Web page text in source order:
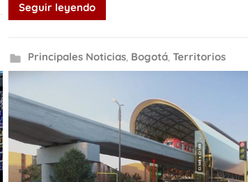
Seguir leyendo
Principales Noticias, Bogotá, Territorios